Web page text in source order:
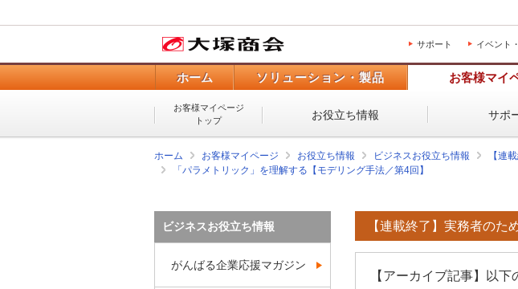
サポート イベント
ホーム ソリューション・製品 お客様マイ
お客様マイページ
トップ
お役立ち情報 サポ
ホーム お客様マイページ お役立ち情報 ビジネスお役立ち情報 【連
「パラメトリック」を理解する【モデリング手法／第4回】
【連載終了】実務者のた
【アーカイブ記事】以下
ビジネスお役立ち情報
がんばる企業応援マガジン